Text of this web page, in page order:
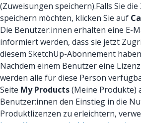
(Zuweisungen speichern).Falls Sie
speichern möchten, klicken Sie auf
Die Benutzer:innen erhalten eine E-
informiert werden, dass sie jetzt
diesem SketchUp-Abonnement
Nachdem einem Benutzer eine
werden alle für diese Person
Seite My Products(Meine Produkte)
Benutzer:innen den Einstieg in die
Produktlizenzen zu erleichtern,